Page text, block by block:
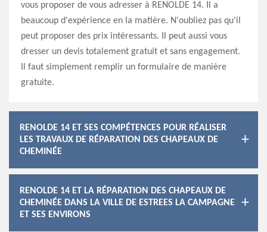
vous proposer de vous adresser à RENOLDE 14. Il a
beaucoup d'expérience en la matière. N'oubliez pas qu'il
peut proposer des prix intéressants. Il peut aussi vous
dresser un devis totalement gratuit et sans engagement.
Il faut simplement remplir un formulaire de manière
gratuite.
RENOLDE 14 ET SES COMPÉTENCES POUR RÉALISER
LES TRAVAUX DE RÉPARATION DES CHAPEAUX DE
CHEMINÉE
RENOLDE 14 ET LA RÉPARATION DES CHAPEAUX DE
CHEMINÉE DANS LA VILLE DE ESTREES LA CAMPAGNE
ET SES ENVIRONS